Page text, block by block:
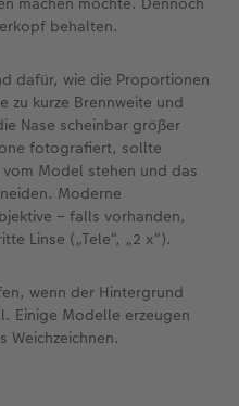
behalten.
dafür, wie die Proportionen
zu kurze Brennweite und
Nase scheinbar größer
fotografiert, sollte
Model stehen und das
Moderne
– falls vorhanden,
Linse („Tele“, „2 x“).
wenn der Hintergrund
Einige Modelle erzeugen
Weichzeichnen.